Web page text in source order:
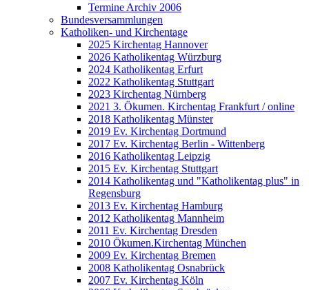
Termine Archiv 2006
Bundesversammlungen
Katholiken- und Kirchentage
2025 Kirchentag Hannover
2026 Katholikentag Würzburg
2024 Katholikentag Erfurt
2022 Katholikentag Stuttgart
2023 Kirchentag Nürnberg
2021 3. Ökumen. Kirchentag Frankfurt / online
2018 Katholikentag Münster
2019 Ev. Kirchentag Dortmund
2017 Ev. Kirchentag Berlin - Wittenberg
2016 Katholikentag Leipzig
2015 Ev. Kirchentag Stuttgart
2014 Katholikentag und "Katholikentag plus" in
Regensburg
2013 Ev. Kirchentag Hamburg
2012 Katholikentag Mannheim
2011 Ev. Kirchentag Dresden
2010 Ökumen.Kirchentag München
2009 Ev. Kirchentag Bremen
2008 Katholikentag Osnabrück
2007 Ev. Kirchentag Köln